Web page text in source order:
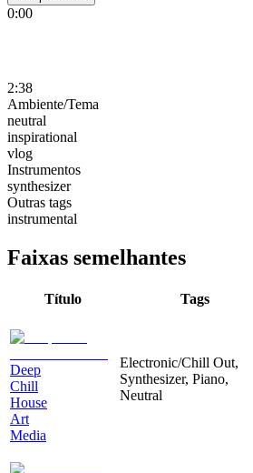
0:00
2:38
Ambiente/Tema
neutral
inspirational
vlog
Instrumentos
synthesizer
Outras tags
instrumental
Faixas semelhantes
Título Tags
Deep
Chill
House
Art
Media
Electronic/Chill Out,
Synthesizer, Piano,
Neutral